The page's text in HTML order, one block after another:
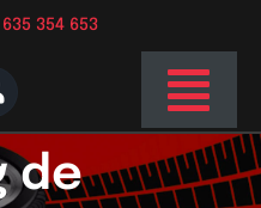
354 653
Inicio
de